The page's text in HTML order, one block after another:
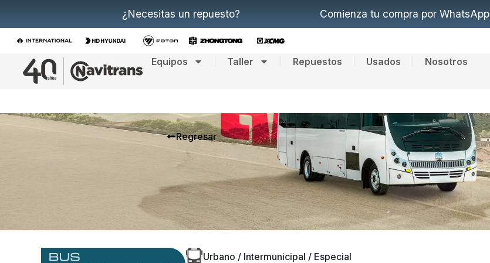
¿Necesitas un repuesto? Comienza tu compra por WhatsApp
Equipos Taller Repuestos Usados Nosotros
Regresar
Urbano / Intermunicipal / Especial